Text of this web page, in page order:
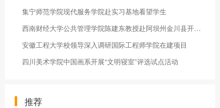
集宁师范学院现代服务学院赴实习基地看望学生
西南财经大学公共管理学院陈建东教授赴阿坝州金川县开展精准扶贫
安徽工程大学校领导深入调研国际工程师学院在建项目
四川美术学院中国画系开展“文明寝室”评选试点活动
推荐